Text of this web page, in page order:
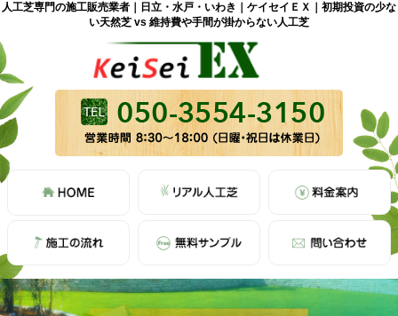
人工芝専門の施工販売業者｜日立・水戸・いわき｜ケイセイＥＸ｜初期投資の少な
い天然芝 vs 維持費や手間が掛からない人工芝